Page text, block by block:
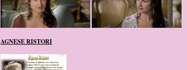
AGNESE RISTORI